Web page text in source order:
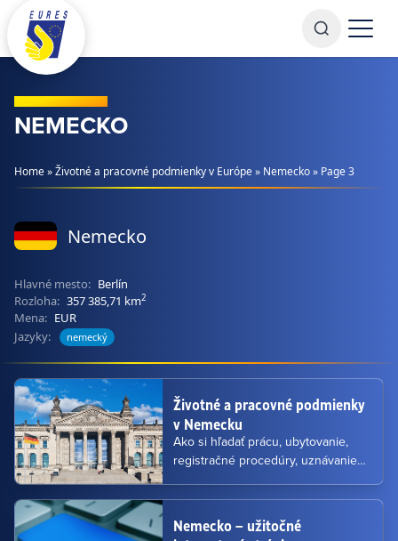
Prejsť na obsah
NEMECKO
Home»Životné a pracovné podmienky v Európe» Nemecko» Page 3
Nemecko
Hlavné mesto: Berlín
Rozloha: 357 385,71 km2
Mena: EUR
Jazyky:
nemecký
Životné a pracovné podmienky
v Nemecku
Ako si hľadať prácu, ubytovanie,
registračné procedúry, uznávanie
životné náklady, zdravotníctvo,
sociálne zabezpečenie.
Nemecko – užitočné